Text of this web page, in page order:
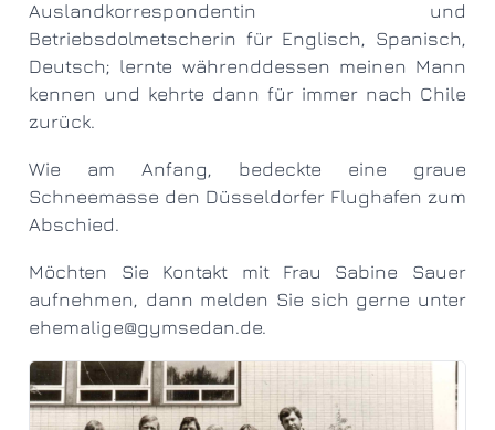
Auslandkorrespondentin und
Betriebsdolmetscherin für Englisch, Spanisch,
Deutsch; lernte währenddessen meinen Mann
kennen und kehrte dann für immer nach Chile
zurück.
Wie am Anfang, bedeckte eine graue
Schneemasse den Düsseldorfer Flughafen zum
Abschied.
Möchten Sie Kontakt mit Frau Sabine Sauer
aufnehmen, dann melden Sie sich gerne unter
ehemalige@gymsedan.de.